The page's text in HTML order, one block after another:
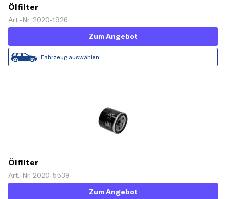
Ölfilter
Art.-Nr. 2020-1926
Zum Angebot
Fahrzeug auswählen
Ölfilter
Art.-Nr. 2020-5539
Zum Angebot